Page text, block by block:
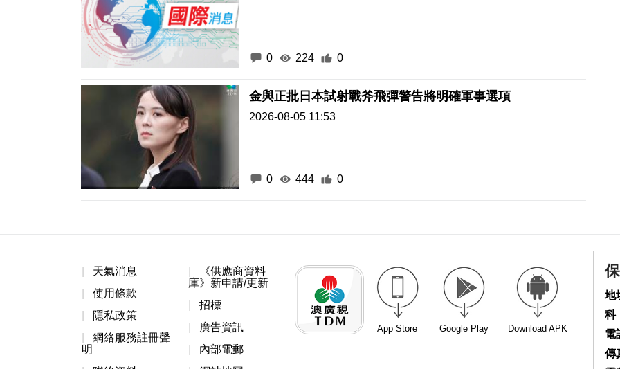
0 224 0
金與正批日本試射戰斧飛彈警告將明確軍事選項
2026-08-05 11:53
0 444 0
天氣消息
使用條款
隱私政策
網絡服務註冊聲
明
《供應商資料
庫》新申請/更新
招標
廣告資訊
內部電郵
App Store Google Play Download APK
地
科
電
傳